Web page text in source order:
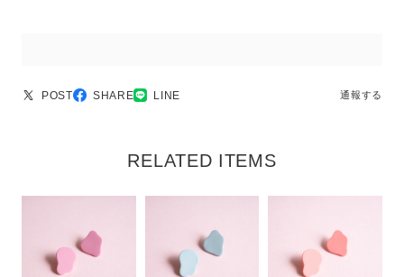
POST SHARE LINE 通報する
RELATED ITEMS